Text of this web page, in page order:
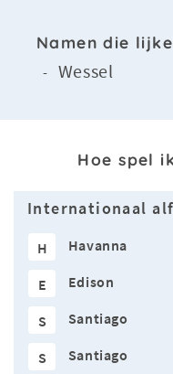
Namen die
- Wessel
Hoe spel
Internationaal
H Havanna
E Edison
S Santiago
S Santiago